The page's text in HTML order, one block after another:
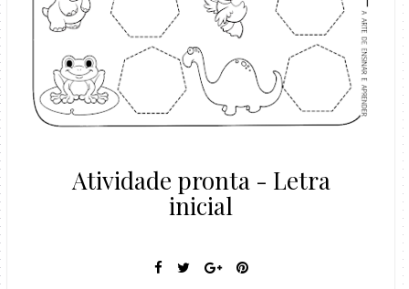
Atividade pronta - Letra
inicial